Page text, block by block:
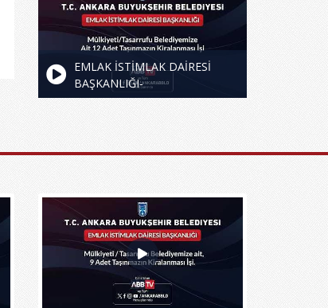
EMLAK İSTİMLAK DAİRESİ
BAŞKANLIĞI-
Mülkiyeti/Tasarrufu